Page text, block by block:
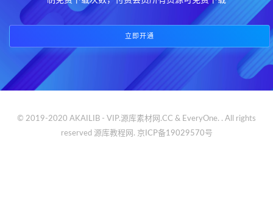
立即开通
© 2019-2020 AKAILIB - VIP.源库素材网.CC & EveryOne. . All rights
reserved 源库教程网. 京ICP备19029570号